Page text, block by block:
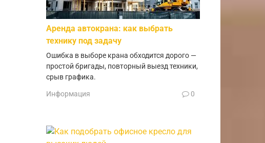
Аренда автокрана: как выбрать
технику под задачу
Ошибка в выборе крана обходится дорого —
простой бригады, повторный выезд техники,
срыв графика.
Информация 0